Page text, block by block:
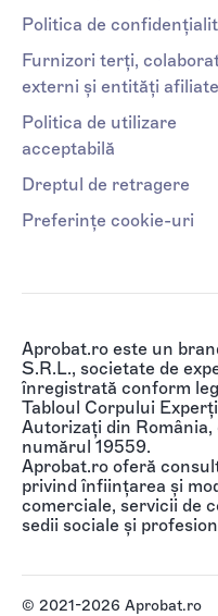
Politica de
Furnizori terți,
externi și entități afiliate
Politica de utilizare
acceptabilă
Dreptul de retragere
Preferințe cookie-uri
Aprobat.ro este un
S.R.L., societate de
înregistrată conform
Tabloul Corpului
Autorizați din
numărul 19559.
Aprobat.ro oferă
privind înființarea și
comerciale, servicii de
sedii sociale și
© 2021-2026 Aprobat.ro